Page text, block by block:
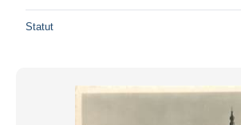
Statut